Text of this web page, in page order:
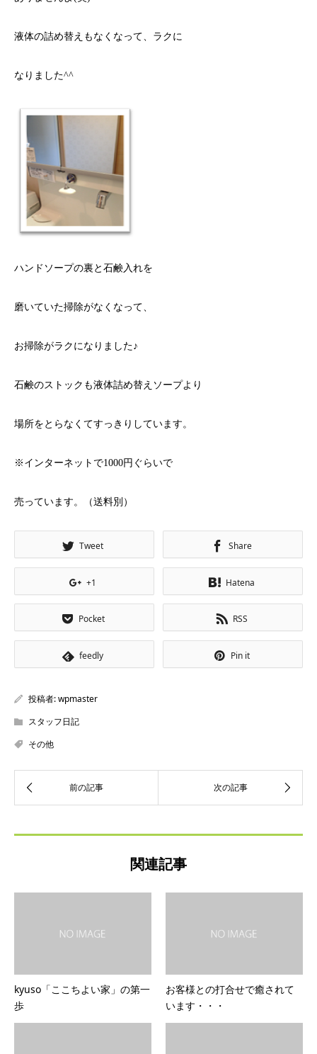
液体の詰め替えもなくなって、ラクに
なりました^^
ハンドソープの裏と石鹸 入れを
磨いていた掃除がなくなって、
お掃除がラクになりました♪
石鹸のストックも液体詰め替えソープより
場所をとらなくてすっきりしています。
※インターネットで1000円ぐらいで
売っています。（送料別）
Tweet Share
+1 Hatena
Pocket RSS
feedly Pin it
投稿者:wpmaster
スタッフ日記
その他
関連記事
kyuso「ここちよい家」の第一
歩
お客様との打合せで癒されて
います・・・